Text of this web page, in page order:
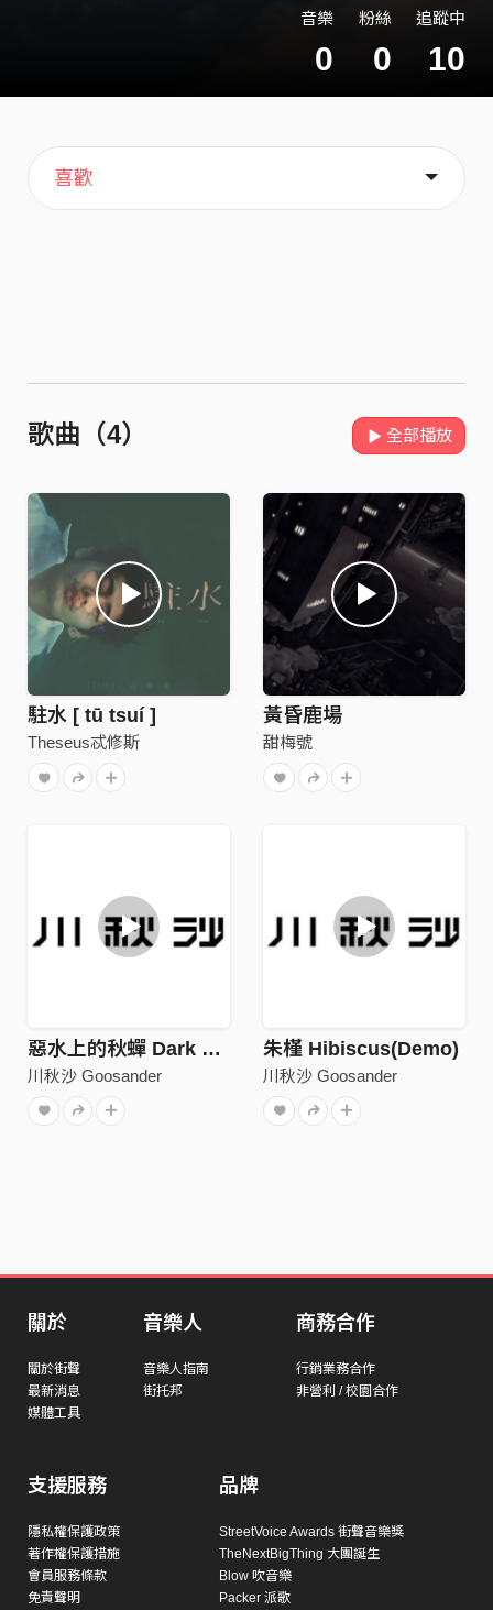
音樂
0
粉絲
0
追蹤中
10
主頁
歌單
喜歡
關於
歌曲（4） 全部播放
駐水 [ tū tsuí ]
Theseus忒修斯
黃昏鹿場
甜梅號
惡水上的秋蟬 Dark Side's Calling (Demo)
川秋沙 Goosander
朱槿 Hibiscus(Demo)
川秋沙 Goosander
關於
關於街聲
最新消息
媒體工具
音樂人
音樂人指南
街托邦
商務合作
行銷業務合作
非營利 / 校園合作
支援服務
隱私權保護政策
著作權保護措施
會員服務條款
免責聲明
品牌
StreetVoice Awards 街聲音樂獎
TheNextBigThing 大團誕生
Blow 吹音樂
Packer 派歌